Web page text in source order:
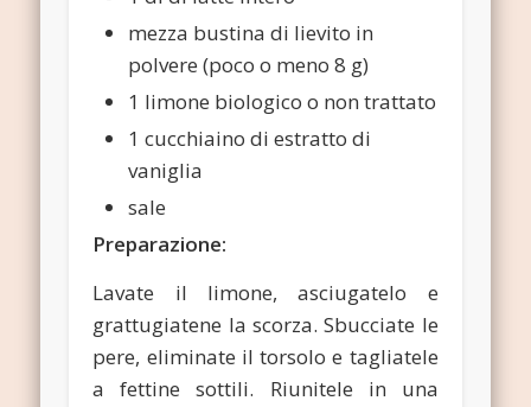
mezza bustina di lievito in
polvere (poco o meno 8 g)
1 limone biologico o non trattato
1 cucchiaino di estratto di
vaniglia
sale
Preparazione:
Lavate il limone, asciugatelo e
grattugiatene la scorza. Sbucciate le
pere, eliminate il torsolo e tagliatele
a fettine sottili. Riunitele in una